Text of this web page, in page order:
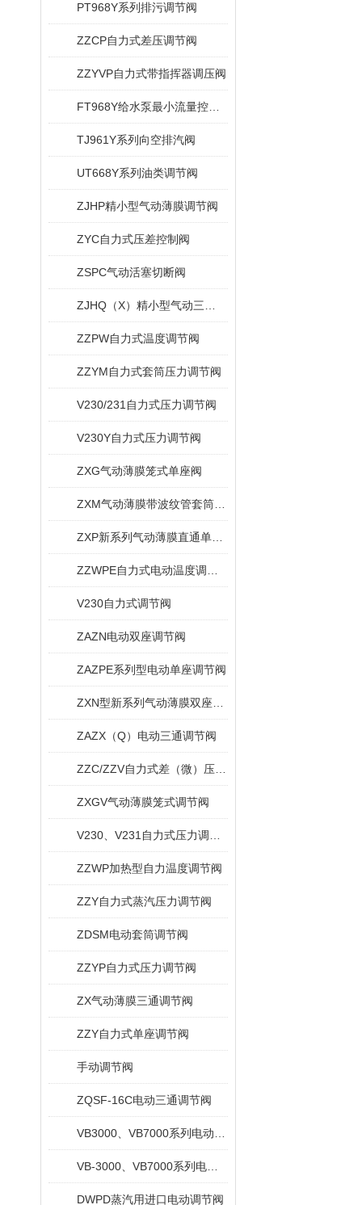
PT968Y系列排污调节阀
ZZCP自力式差压调节阀
ZZYVP自力式带指挥器调压阀
TJ961Y系列向空排汽阀
UT668Y系列油类调节阀
ZJHP精小型气动薄膜调节阀
ZYC自力式压差控制阀
ZSPC气动活塞切断阀
ZZPW自力式温度调节阀
ZZYM自力式套筒压力调节阀
V230/231自力式压力调节阀
V230Y自力式压力调节阀
ZXG气动薄膜笼式单座阀
V230自力式调节阀
ZAZN电动双座调节阀
ZAZPE系列型电动单座调节阀
ZAZX（Q）电动三通调节阀
ZXGV气动薄膜笼式调节阀
ZZWP加热型自力温度调节阀
ZZY自力式蒸汽压力调节阀
ZDSM电动套筒调节阀
ZZYP自力式压力调节阀
ZX气动薄膜三通调节阀
ZZY自力式单座调节阀
手动调节阀
ZQSF-16C电动三通调节阀
DWPD蒸汽用进口电动调节阀